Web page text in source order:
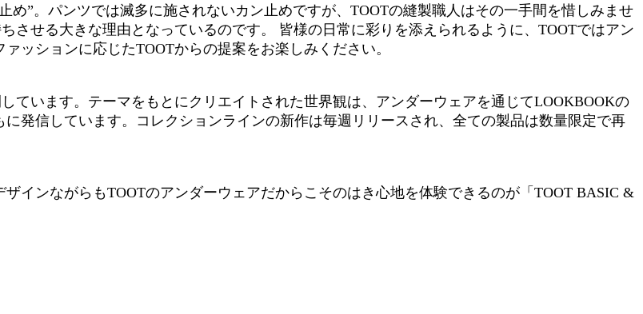
”。パンツでは滅多に施されないカン止めですが、TOOTの縫製職人はその一手間を惜しみませ
させる大きな理由となっているのです。 皆様の日常に彩りを添えられるように、TOOTではアン
ッションに応じたTOOTからの提案をお楽しみください。
ています。テーマをもとにクリエイトされた世界観は、アンダーウェアを通じてLOOKBOOKの
発信しています。コレクションラインの新作は毎週リリースされ、全ての製品は数量限定で再
インながらもTOOTのアンダーウェアだからこそのはき心地を体験できるのが「TOOT BASIC &